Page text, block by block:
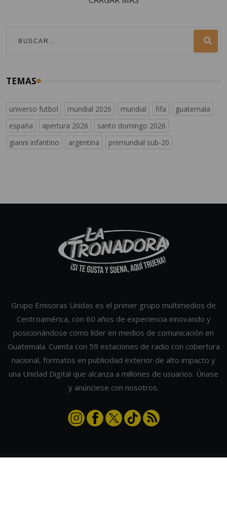
TEMAS
universo futbol mundial 2026 mundial fifa
guatemala
españa
apertura 2026
santo domingo 2026
gianni infantino
argentina premundial sub-20
Grupo Emisoras Unidas es el primer grupo multimedios de
Centroamérica, con 60 años de experiencia innovando y
posicionándose como líder en medios de comunicación en
Guatemala. Cuenta con 59 estaciones de radio con cobertura
nacional, formatos en publicidad exterior de alto impacto y
una Unidad Digital que alcanza a millones de usuarios. Únase
y anúnciese con nosotros.